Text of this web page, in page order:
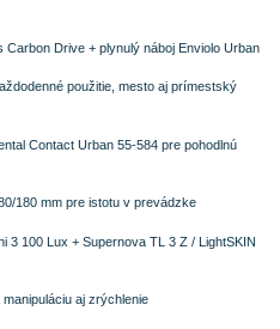
Carbon Drive + plynulý náboj Enviolo Urban
použitie, mesto aj prímestský
Contact Urban 55-584 pre pohodlnú
180 mm pre istotu v prevádzke
3 100 Lux + Supernova TL 3 Z / LightSKIN
aj zrýchlenie